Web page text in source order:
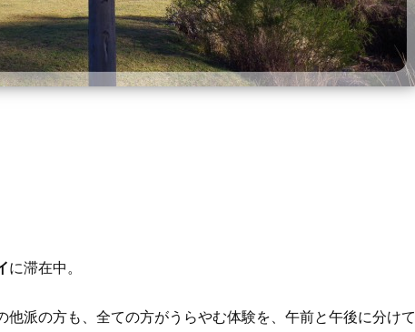
に滞在中。
他派の方も、全ての方がうらやむ体験を、午前と午後に分けて